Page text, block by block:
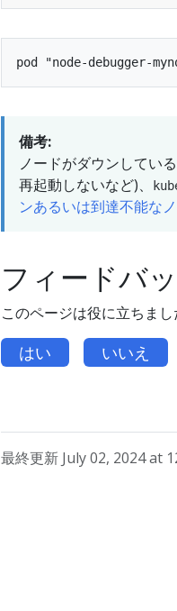
備考:
ノードがダウンしてい
再起動しないなど)、
ンあるいは到達不能な
フィードバ
このページは役に立ちまし
はい いいえ
最終更新 July 02, 2024 at